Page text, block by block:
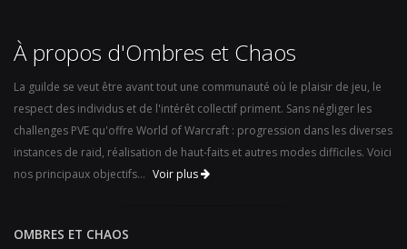
À propos d'Ombres et Chaos
La guilde se veut être avant tout une communauté où le plaisir de jeu, le
respect des individus et de l'intérêt collectif priment. Sans négliger les
challenges PVE qu'offre World of Warcraft : progression dans les diverses
instances de raid, réalisation de haut-faits et autres modes difficiles. Voici
nos principaux objectifs... Voir plus
OMBRES ET CHAOS